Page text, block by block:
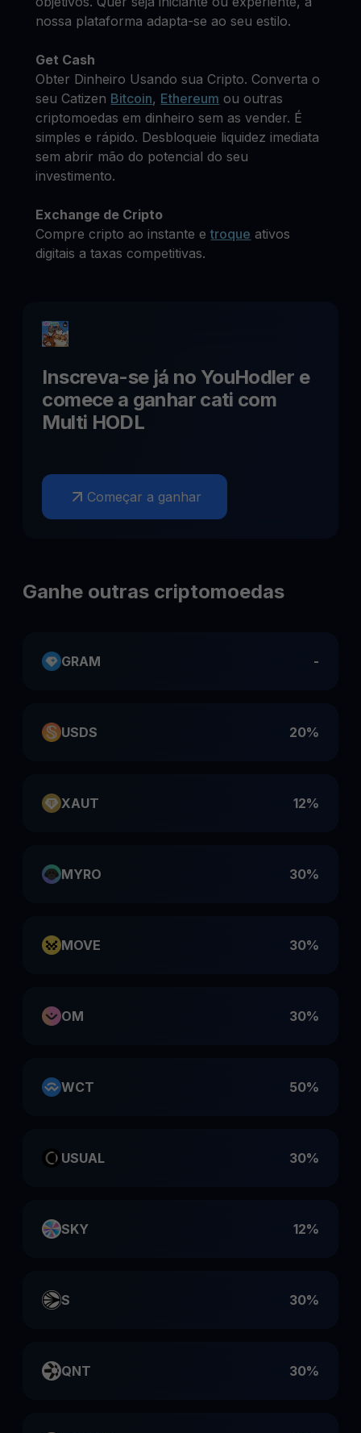
nossa plataforma adapta-se ao seu estilo.
Get Cash
Obter Dinheiro Usando sua Cripto. Converta o
seu Catizen Bitcoin, Ethereum ou outras
criptomoedas em dinheiro sem as vender. É
simples e rápido. Desbloqueie liquidez imediata
sem abrir mão do potencial do seu
investimento.
Exchange de Cripto
Compre cripto ao instante etroque ativos
digitais a taxas competitivas.
Inscreva-se já no YouHodler e
comece a ganhar cati com
Multi HODL
Começar a ganhar
Ganhe outras criptomoedas
GRAM -
USDS 20%
XAUT 12%
MYRO 30%
MOVE 30%
OM 30%
WCT 50%
USUAL 30%
SKY 12%
S 30%
QNT 30%